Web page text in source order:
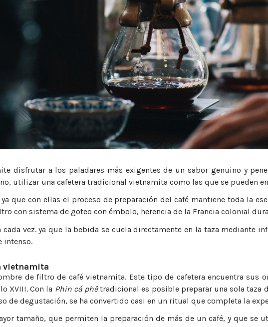
disfrutar a los paladares más exigentes de un sabor genuino y
utilizar una cafetera tradicional vietnamita como las que se pueden
que con ellas el proceso de preparación del café mantiene toda la
con sistema de goteo con émbolo, herencia de la Francia colonial
vez. ya que la bebida se cuela directamente en la taza mediante
intenso.
vietnamita
de filtro de café vietnamita. Este tipo de cafetera encuentra sus
XVIII. Con la Phin cá phêtradicional es posible preparar una sola taza
de degustación, se ha convertido casi en un ritual que completa la
tamaño, que permiten la preparación de más de un café, y que se